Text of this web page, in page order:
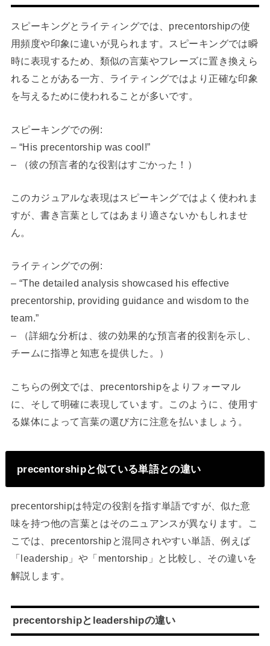
スピーキングとライティングでは、precentorshipの使
用頻度や印象に違いが見られます。スピーキングでは瞬
時に表現するため、類似の言葉やフレーズに置き換えら
れることがある一方、ライティングではより正確な印象
を与えるために使われることが多いです。
スピーキングでの例:
– “His precentorship was cool!”
– （彼の預言者的な役割はすごかった！）
このカジュアルな表現はスピーキングではよく使われま
すが、書き言葉としてはあまり適さないかもしれませ
ん。
ライティングでの例:
– “The detailed analysis showcased his effective
precentorship, providing guidance and wisdom to the
team.”
– （詳細な分析は、彼の効果的な預言者的役割を示し、
チームに指導と知恵を提供した。）
こちらの例文では、precentorshipをよりフォーマル
に、そして明確に表現しています。このように、使用す
る媒体によって言葉の選び方に注意を払いましょう。
precentorshipと似ている単語との違い
precentorshipは特定の役割を指す単語ですが、似た意
味を持つ他の言葉とはそのニュアンスが異なります。こ
こでは、precentorshipと混同されやすい単語、例えば
「leadership」や「mentorship」と比較し、その違いを
解説します。
precentorshipとleadershipの違い